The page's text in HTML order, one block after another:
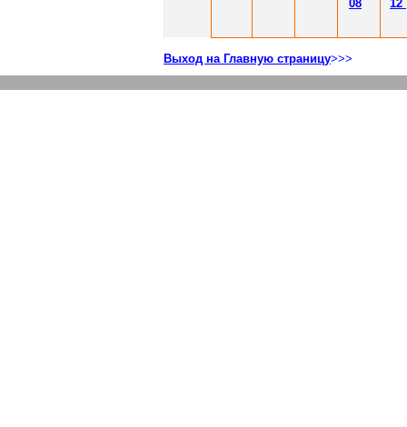
08 12
Выход на Главную страницу>>>